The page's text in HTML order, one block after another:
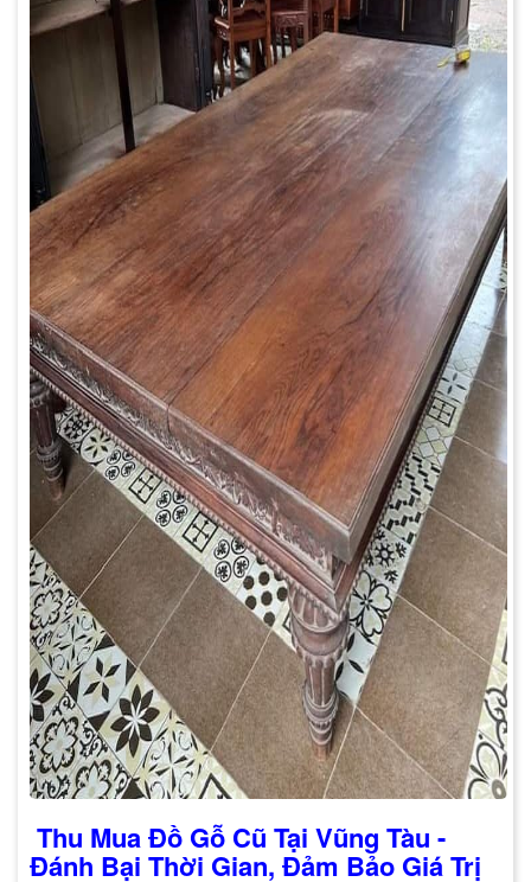
Thu Mua Đồ Gỗ Cũ Tại Vũng Tàu -
Đánh Bại Thời Gian, Đảm Bảo Giá Trị